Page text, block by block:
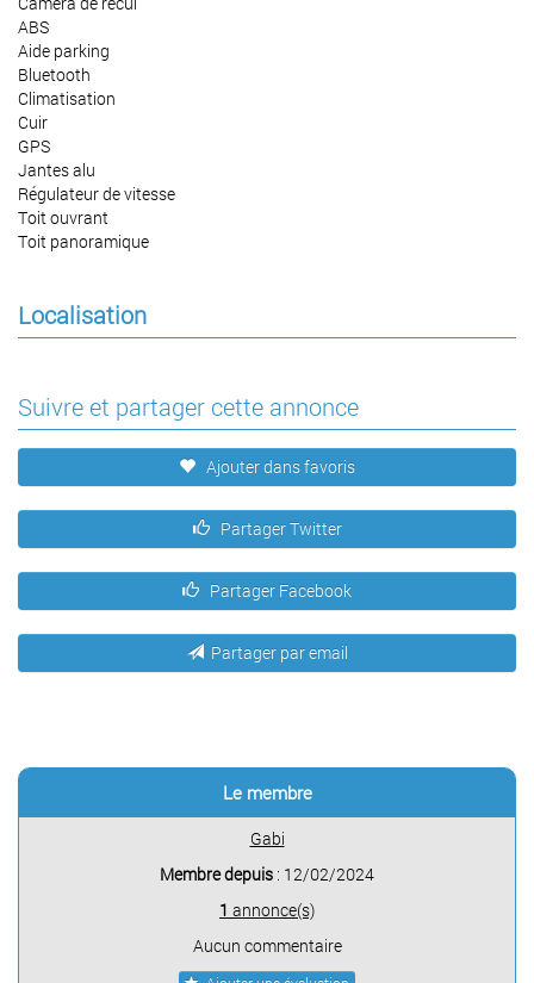
ABS
Aide parking
Bluetooth
Climatisation
Cuir
GPS
Jantes alu
Régulateur de vitesse
Toit ouvrant
Toit panoramique
Localisation
Suivre et partager cette annonce
Ajouter dans favoris
Partager Twitter
Partager Facebook
Partager par email
Le membre
Gabi
Membre depuis : 12/02/2024
1 annonce(s)
Aucun commentaire